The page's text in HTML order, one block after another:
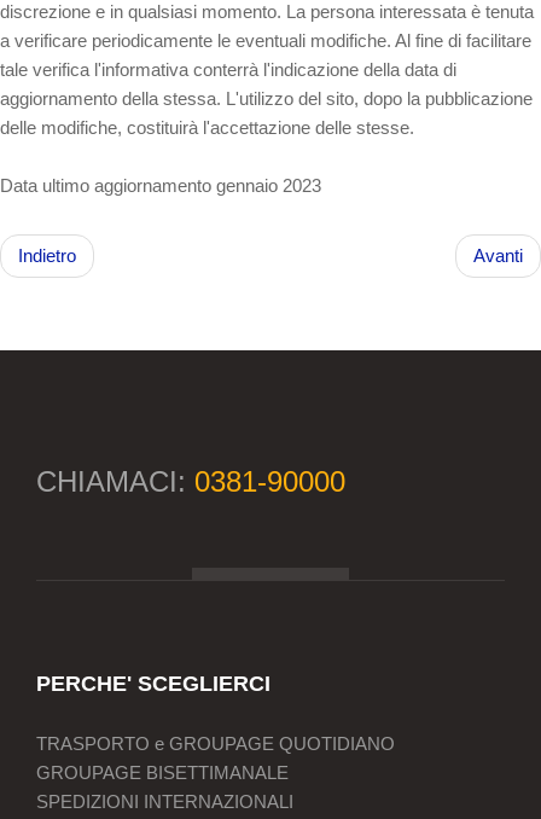
discrezione e in qualsiasi momento. La persona interessata è tenuta
a verificare periodicamente le eventuali modifiche. Al fine di facilitare
tale verifica l'informativa conterrà l'indicazione della data di
aggiornamento della stessa. L'utilizzo del sito, dopo la pubblicazione
delle modifiche, costituirà l'accettazione delle stesse.
Data ultimo aggiornamento gennaio 2023
Indietro Avanti
CHIAMACI: 0381-90000
PERCHE' SCEGLIERCI
TRASPORTO e GROUPAGE QUOTIDIANO
GROUPAGE BISETTIMANALE
SPEDIZIONI INTERNAZIONALI